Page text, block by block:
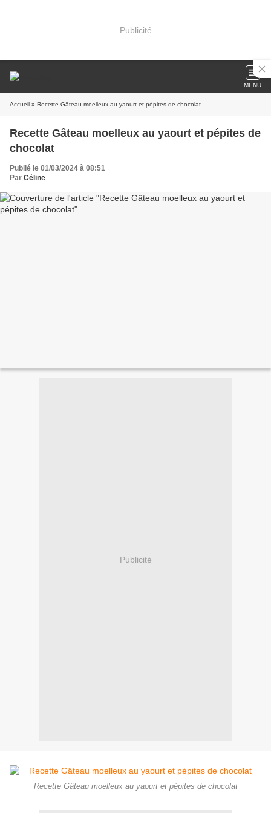
Publicité
MENU
Accueil » Recette Gâteau moelleux au yaourt et pépites de chocolat
Recette Gâteau moelleux au yaourt et pépites de
chocolat
Publié le 01/03/2024 à 08:51
Par Céline
Publicité
Recette Gâteau moelleux au yaourt et pépites de chocolat